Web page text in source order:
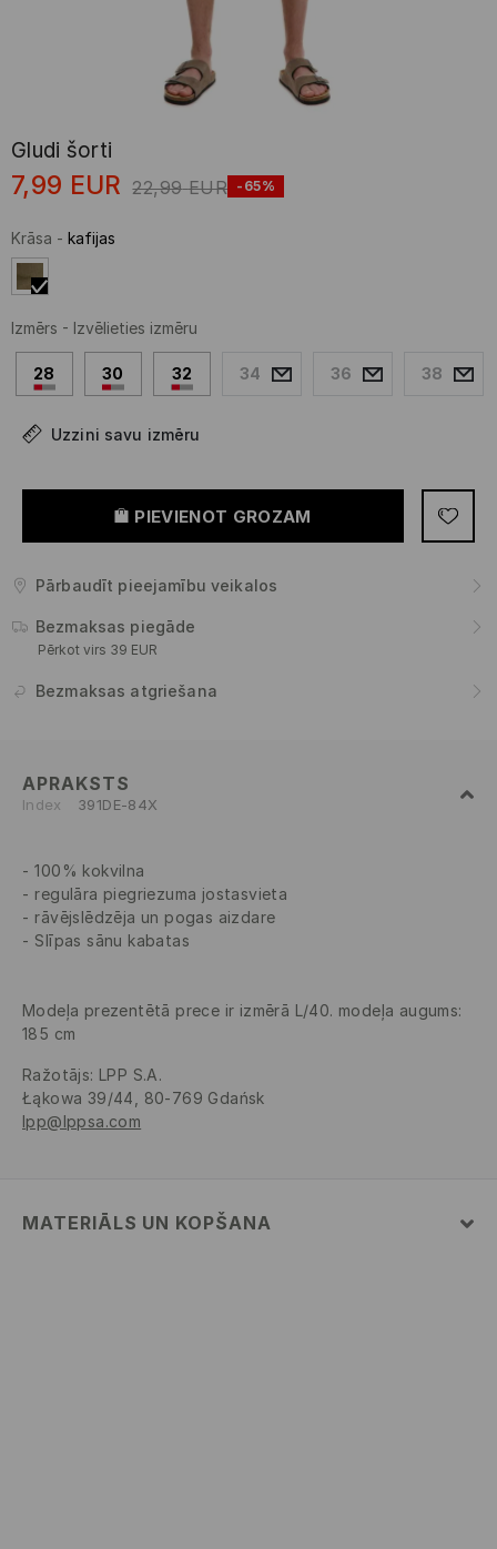
Gludi šorti
7,99 EUR 22,99 EUR -65%
Krāsa - kafijas
Izmērs - Izvēlieties izmēru
28 30 32 34 36 38
Uzzini savu izmēru
PIEVIENOT GROZAM
Pārbaudīt pieejamību veikalos
Bezmaksas piegāde
Pērkot virs 39 EUR
Bezmaksas atgriešana
APRAKSTS
Index 391DE-84X
100% kokvilna
regulāra piegriezuma jostasvieta
rāvējslēdzēja un pogas aizdare
Slīpas sānu kabatas
Modeļa prezentētā prece ir izmērā L/40. modeļa augums:
185 cm
Ražotājs: LPP S.A.
Łąkowa 39/44, 80-769 Gdańsk
lpp@lppsa.com
MATERIĀLS UN KOPŠANA